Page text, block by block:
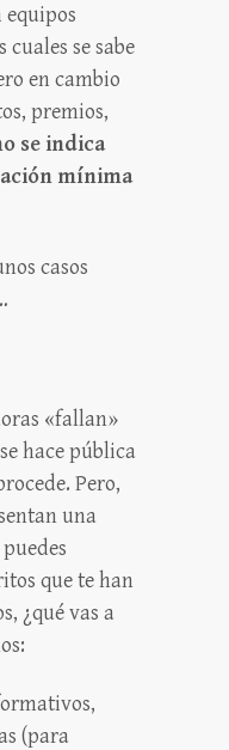
equipos
se sabe
en cambio
premios,
se indica
mínima
casos
«fallan»
hace pública
Pero,
una
que te han
¿qué vas a
(para